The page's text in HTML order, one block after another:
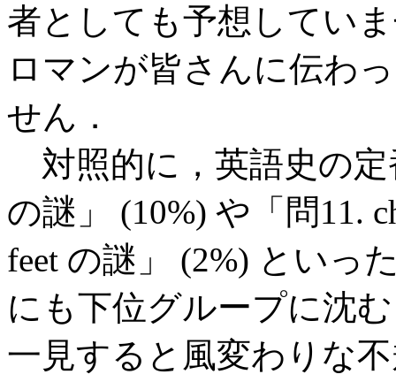
者としても予想してい
ロマンが皆さんに伝わ
せん．
対照的に，英語史の定
の謎」 (10%) や「問11.
feet の謎」 (2%) といっ
にも下位グループに沈
一見すると風変わりな